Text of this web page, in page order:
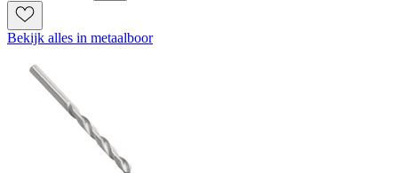
Bekijk alles in metaalboor